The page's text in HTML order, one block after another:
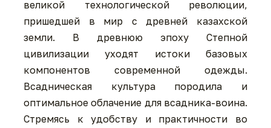
великой технологической революции,
пришедшей в мир с древней казахской
земли. В древнюю эпоху Степной
цивилизации уходят истоки базовых
компонентов современной одежды.
Всадническая культура породила и
оптимальное облачение для всадника-воина.
Стремясь к удобству и практичности во